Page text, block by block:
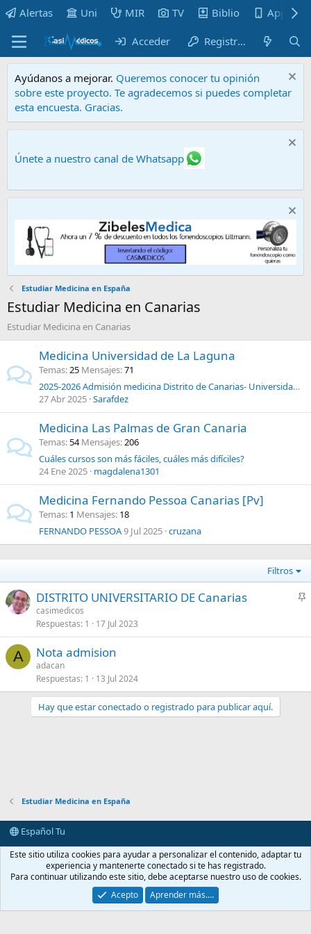
Alertas Uni MIR TV Biblio Apps
Acceder Registrarse
Ayúdanos a mejorar. Queremos conocer tu opinión
sobre este proyecto. Te agradecemos si puedes completar
esta encuesta. Gracias.
Únete a nuestro canal de Whatsapp
Estudiar Medicina en España
Estudiar Medicina en Canarias
Estudiar Medicina en Canarias
Medicina Universidad de La Laguna
Temas 25 Mensajes 71
2025-2026 Admisión medicina Distrito de Canarias- Universidad de La Laguna de Tenerife
27 Abr 2025 Sarafdez
Medicina Las Palmas de Gran Canaria
Temas 54 Mensajes 206
Cuáles cursos son más fáciles, cuáles más difíciles?
24 Ene 2025 magdalena1301
Medicina Fernando Pessoa Canarias [Pv]
Temas 1 Mensajes 18
FERNANDO PESSOA9 Jul 2025 cruzana
Filtros
A
l
DISTRITO UNIVERSITARIO DE Canarias
casimedicos
Respuestas 1 17 Jul 2023
A Nota admision
adacan
Respuestas 1 13 Jul 2024
Hay que estar conectado o registrado para publicar aquí.
Estudiar Medicina en España
Español Tu
Contactarnos
Términos y reglas Política de privacidad
Ayuda
R
S
S
Community platform by XenForo® © 2010-2026 XenForo Ltd.
Este sitio utiliza cookies para ayudar a personalizar el contenido, adaptar tu
experiencia y mantenerte conectado si te has registrado.
Para continuar utilizando este sitio, debe aceptarse nuestro uso de cookies.
Acepto
Aprender más.…